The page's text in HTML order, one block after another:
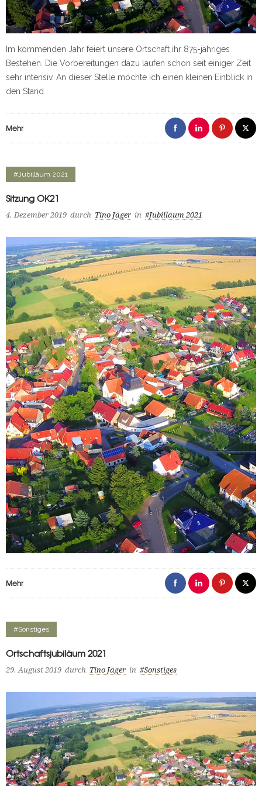
Im kommenden Jahr feiert unsere Ortschaft ihr 875-jähriges
Bestehen. Die Vorbereitungen dazu laufen schon seit einiger Zeit
sehr intensiv. An dieser Stelle möchte ich einen kleinen Einblick in
den Stand
Mehr
#Jubilläum 2021
Sitzung OK21
4. Dezember 2019 durch Tino Jäger in #Jubilläum 2021
Mehr
#Sonstiges
Ortschaftsjubiläum 2021
29. August 2019 durch Tino Jäger in #Sonstiges